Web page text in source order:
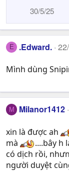
30/5/25
E .Edward.
Mình dùng
M Milanor1412
xin là được ah
mà
....bây h
có dịch rồi,
người duyệt